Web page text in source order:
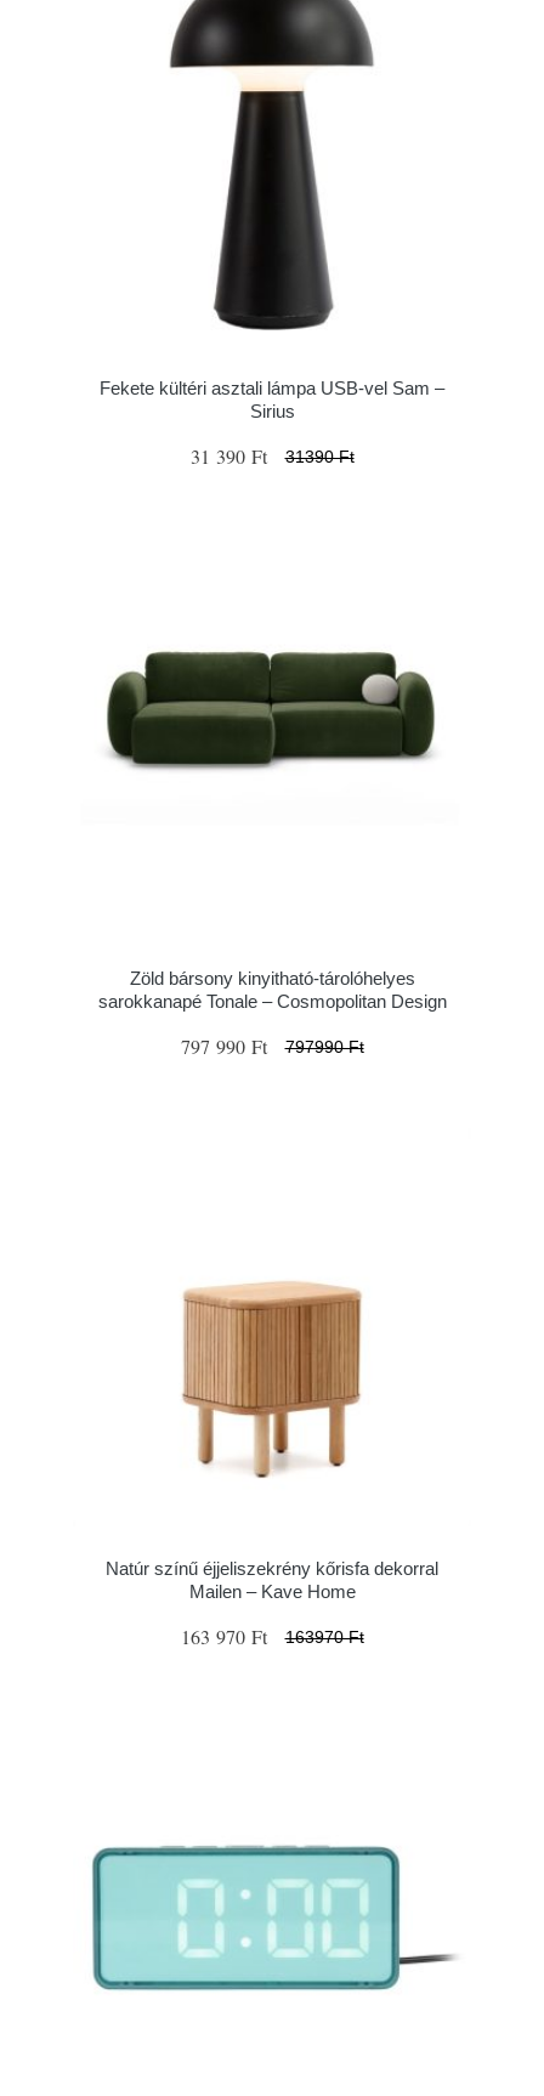
Fekete kültéri asztali lámpa USB-vel Sam –
Sirius
31 390 Ft 31390 Ft
Zöld bársony kinyitható-tárolóhelyes
sarokkanapé Tonale – Cosmopolitan Design
797 990 Ft 797990 Ft
Natúr színű éjjeliszekrény kőrisfa dekorral
Mailen – Kave Home
163 970 Ft 163970 Ft